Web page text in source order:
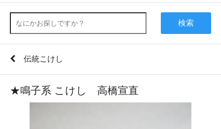
検索
伝統こけし
★鳴子系 こけし 高橋宣直